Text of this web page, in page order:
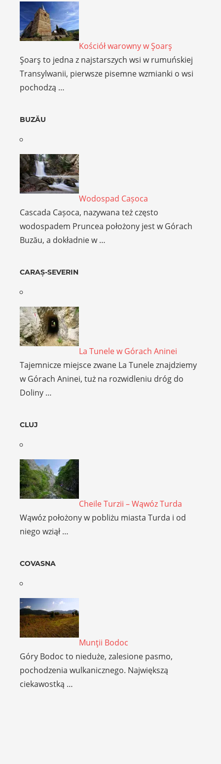
Kościół warowny w Şoarş
Şoarş to jedna z najstarszych wsi w rumuńskiej
Transylwanii, pierwsze pisemne wzmianki o wsi
pochodzą …
BUZĂU
Wodospad Cașoca
Cascada Cașoca, nazywana też często
wodospadem Pruncea położony jest w Górach
Buzău, a dokładnie w …
CARAȘ-SEVERIN
La Tunele w Górach Aninei
Tajemnicze miejsce zwane La Tunele znajdziemy
w Górach Aninei, tuż na rozwidleniu dróg do
Doliny …
CLUJ
Cheile Turzii – Wąwóz Turda
Wąwóz położony w pobliżu miasta Turda i od
niego wziął …
COVASNA
Munţii Bodoc
Góry Bodoc to nieduże, zalesione pasmo,
pochodzenia wulkanicznego. Największą
ciekawostką …